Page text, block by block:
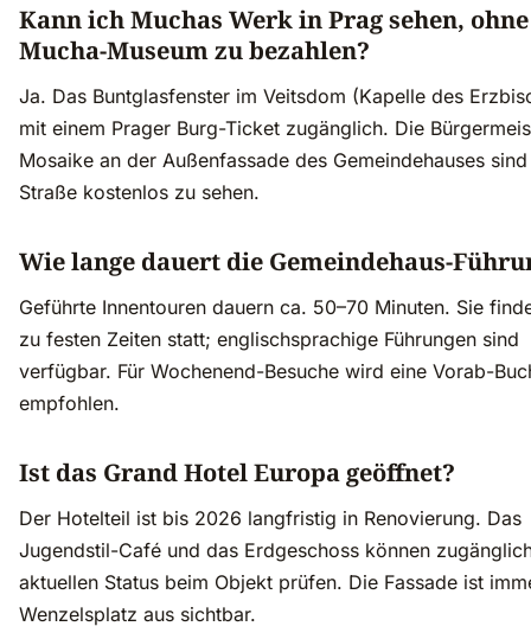
Kann ich Muchas Werk in Prag sehen,
Mucha-Museum zu bezahlen?
Ja. Das Buntglasfenster im Veitsdom (Kapelle des
mit einem Prager Burg-Ticket zugänglich. Die
Mosaike an der Außenfassade des Gemeindehauses
Straße kostenlos zu sehen.
Wie lange dauert die Gemeindehaus-
Geführte Innentouren dauern ca. 50–70 Minuten. Sie
zu festen Zeiten statt; englischsprachige Führungen sind
verfügbar. Für Wochenend-Besuche wird eine Vorab-
empfohlen.
Ist das Grand Hotel Europa geöffnet?
Der Hotelteil ist bis 2026 langfristig in Renovierung. Das
Jugendstil-Café und das Erdgeschoss können
aktuellen Status beim Objekt prüfen. Die Fassade ist
Wenzelsplatz aus sichtbar.